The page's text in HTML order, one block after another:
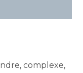
complexe,